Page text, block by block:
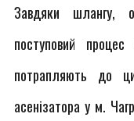
Завдяки шлангу,
поступовий процес
потрапляють до
асенізатора у м.